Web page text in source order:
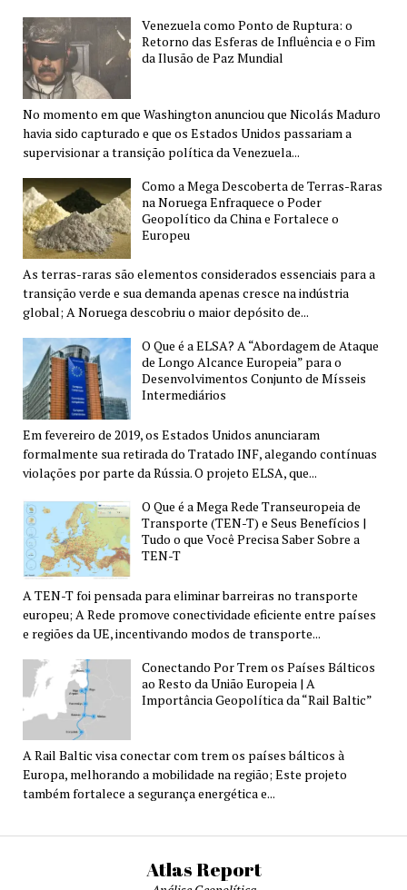
Venezuela como Ponto de Ruptura: o
Retorno das Esferas de Influência e o Fim
da Ilusão de Paz Mundial
No momento em que Washington anunciou que Nicolás Maduro
havia sido capturado e que os Estados Unidos passariam a
supervisionar a transição política da Venezuela...
Como a Mega Descoberta de Terras-Raras
na Noruega Enfraquece o Poder
Geopolítico da China e Fortalece o
Europeu
As terras-raras são elementos considerados essenciais para a
transição verde e sua demanda apenas cresce na indústria
global; A Noruega descobriu o maior depósito de...
O Que é a ELSA? A “Abordagem de Ataque
de Longo Alcance Europeia” para o
Desenvolvimentos Conjunto de Mísseis
Intermediários
Em fevereiro de 2019, os Estados Unidos anunciaram
formalmente sua retirada do Tratado INF, alegando contínuas
violações por parte da Rússia. O projeto ELSA, que...
O Que é a Mega Rede Transeuropeia de
Transporte (TEN-T) e Seus Benefícios |
Tudo o que Você Precisa Saber Sobre a
TEN-T
A TEN-T foi pensada para eliminar barreiras no transporte
europeu; A Rede promove conectividade eficiente entre países
e regiões da UE, incentivando modos de transporte...
Conectando Por Trem os Países Bálticos
ao Resto da União Europeia | A
Importância Geopolítica da “Rail Baltic”
A Rail Baltic visa conectar com trem os países bálticos à
Europa, melhorando a mobilidade na região; Este projeto
também fortalece a segurança energética e...
Atlas Report